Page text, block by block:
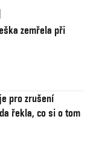
zemřela při
pro zrušení
řekla, co si o tom